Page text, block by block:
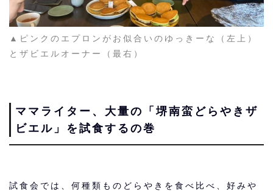
▲ピンクのエプロンがお似合いのゆっきーな（左上）
とザビエルオーナー（最右）
ママライター、大量の「堺南蛮どらやきザ
ビエル」を試食するの巻
試食会では、何種類ものどらやきを食べ比べ、好みや